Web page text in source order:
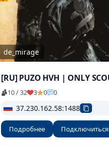
de_mirage
10 / 32 3 0 0
37.230.162.58:1488
Подробнее Подключиться